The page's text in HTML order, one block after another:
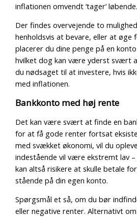
inflationen omvendt ‘tager’ løbende.
Der findes overvejende to
henholdsvis at bevare, eller at øge
placerer du dine penge på en
hvilket dog kan være yderst svært
du nødsaget til at investere, hvis
med inflationen.
Bankkonto med høj rente
Det kan være svært at finde en
for at få gode renter fortsat
med svækket økonomi, vil du
indestående vil være ekstremt lav –
kan altså risikere at skulle betale
stående på din egen konto.
Spørgsmål et så, om du bør
eller negative renter. Alternativt